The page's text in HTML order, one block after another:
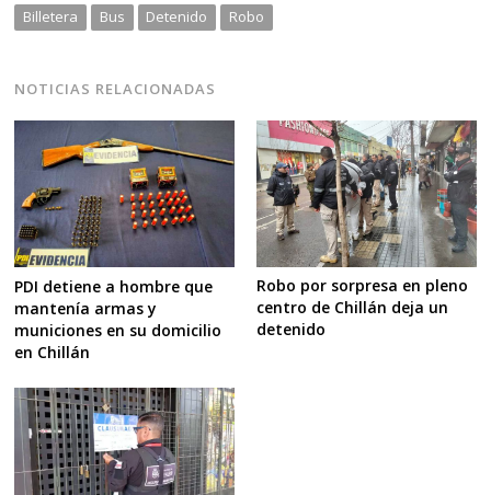
Billetera Bus Detenido Robo
NOTICIAS RELACIONADAS
PDI detiene a hombre que
mantenía armas y
municiones en su domicilio
en Chillán
Robo por sorpresa en pleno
centro de Chillán deja un
detenido